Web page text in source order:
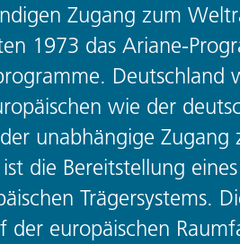
Zugang zum
1973 das Ariane-
wie der
unabhängige
die Bereitstellung
Trägersystems.
der europäischen